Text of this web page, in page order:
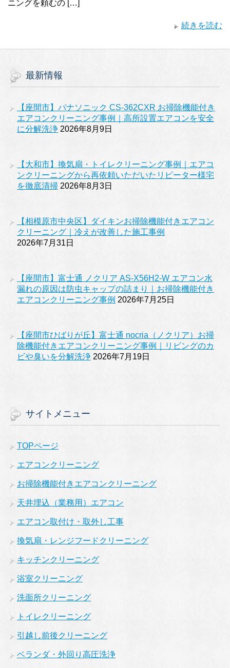
ニングを頼むの […]
続きを読む
最新情報
【座間市】パナソニック CS-362CXR お掃除機能付き
エアコンクリーニング事例｜高所設置エアコンを安全
に分解洗浄 2026年8月9日
【大和市】換気扇・トイレクリーニング事例｜エアコ
ンクリーニングから再依頼いただいたリピーター様宅
を徹底清掃 2026年8月3日
【相模原市中央区】ダイキンお掃除機能付きエアコン
クリーニング｜冷えが改善した施工事例
2026年7月31日
【座間市】富士通 ノクリア AS-X56H2-W エアコン水
漏れの原因は防虫キャップの詰まり｜お掃除機能付き
エアコンクリーニング事例 2026年7月25日
【座間市ひばりが丘】富士通 nocria（ノクリア）お掃
除機能付きエアコンクリーニング事例｜リビングのカ
ビや臭いを分解洗浄 2026年7月19日
サイトメニュー
TOPページ
エアコンクリーニング
お掃除機能付きエアコンクリーニング
天井埋込（業務用）エアコン
エアコン取付け・取外し工事
換気扇・レンジフードクリーニング
キッチンクリーニング
浴室クリーニング
洗面所クリーニング
トイレクリーニング
引越し前後クリーニング
ベランダ・外回り高圧洗浄